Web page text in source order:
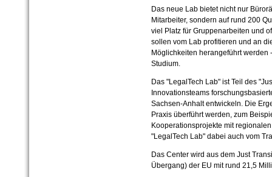
Das neue Lab bietet nicht nur
Mitarbeiter, sondern auf rund 200
viel Platz für Gruppenarbeiten und
sollen vom Lab profitieren und an
Möglichkeiten herangeführt
Studium.
Das "LegalTech Lab" ist Teil des
Innovationsteams
Sachsen-Anhalt entwickeln. Die
Praxis überführt werden, zum
Kooperationsprojekte mit
"LegalTech Lab" dabei auch vom
Das Center wird aus dem Just
Übergang) der EU mit rund 21,5